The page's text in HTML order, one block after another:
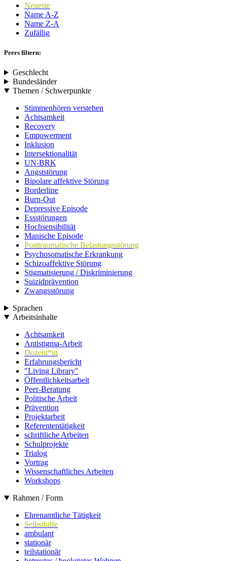
Neueste
Name A-Z
Name Z-A
Zufällig
Peers filtern:
Geschlecht
Bundesländer
Themen / Schwerpunkte
Stimmenhören verstehen
Achtsamkeit
Recovery
Empowerment
Inklusion
Intersektionalität
UN-BRK
Angststörung
Bipolare affektive Störung
Borderline
Burn-Out
Depressive Episode
Essstörungen
Hochsensibilität
Manische Episode
Posttraumatische Belastungsstörung
Psychosomatische Erkrankung
Schizoaffektive Störung
Stigmatisierung / Diskriminierung
Suizidprävention
Zwangsstörung
Sprachen
Arbeitsinhalte
Achtsamkeit
Antistigma-Arbeit
Dozent*in
Erfahrungsbericht
"Living Library"
Öffentlichkeitsarbeit
Peer-Beratung
Politische Arbeit
Prävention
Projektarbeit
Referententätigkeit
schriftliche Arbeiten
Schulprojekte
Trialog
Vortrag
Wissenschaftliches Arbeiten
Workshops
Rahmen / Form
Ehrenamtliche Tätigkeit
Selbsthilfe
ambulant
stationär
teilstationär